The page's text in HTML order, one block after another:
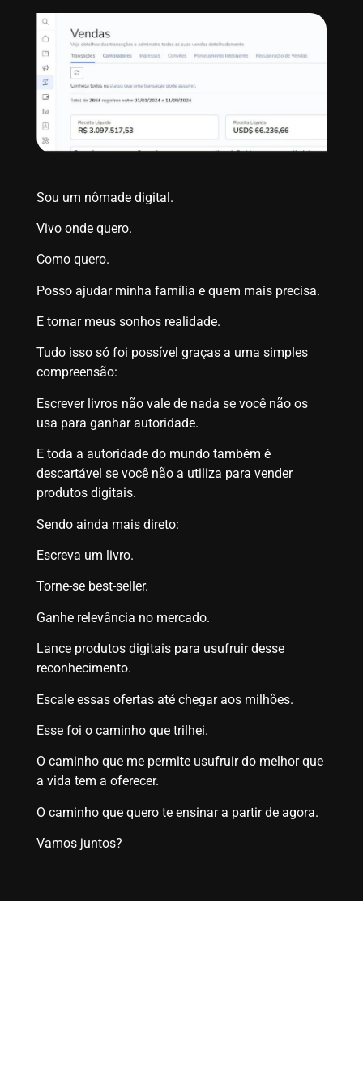
Sou um nômade digital.
Vivo onde quero.
Como quero.
Posso ajudar minha família e quem mais precisa.
E tornar meus sonhos realidade.
Tudo isso só foi possível graças a uma simples
compreensão:
Escrever livros não vale de nada se você não os
usa para ganhar autoridade.
E toda a autoridade do mundo também é
descartável se você não a utiliza para vender
produtos digitais.
Sendo ainda mais direto:
Escreva um livro.
Torne-se best-seller.
Ganhe relevância no mercado.
Lance produtos digitais para usufruir desse
reconhecimento.
Escale essas ofertas até chegar aos milhões.
Esse foi o caminho que trilhei.
O caminho que me permite usufruir do melhor que
a vida tem a oferecer.
O caminho que quero te ensinar a partir de agora.
Vamos juntos?